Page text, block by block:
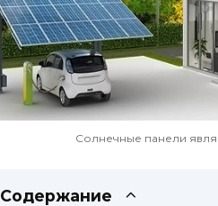
Солнечные панели
Содержание